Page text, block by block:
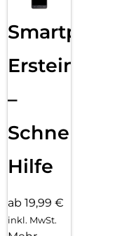
Smartphone
–
Schnelle
Hilfe
ab 19,99 €
inkl. MwSt.